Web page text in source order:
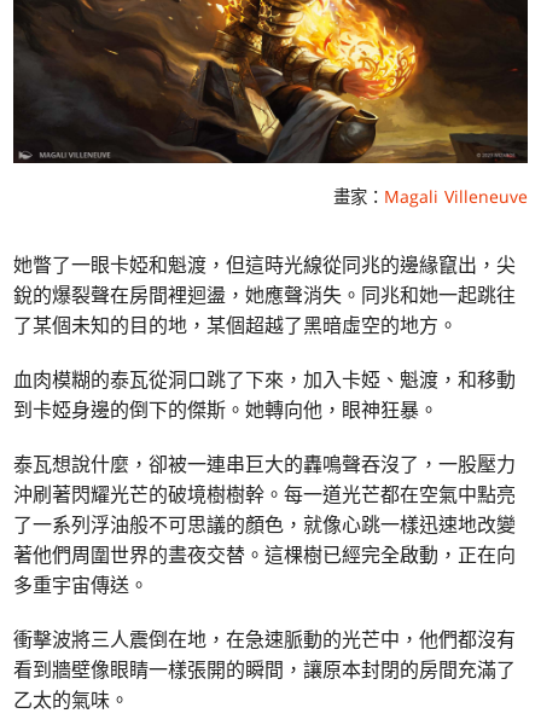
畫家： Magali Villeneuve
她瞥了一眼卡婭和魁渡，但這時光線從同兆的邊緣竄出，尖
銳的爆裂聲在房間裡迴盪，她應聲消失。同兆和她一起跳往
了某個未知的目的地，某個超越了黑暗虛空的地方。
血肉模糊的泰瓦從洞口跳了下來，加入卡婭、魁渡，和移動
到卡婭身邊的倒下的傑斯。她轉向他，眼神狂暴。
泰瓦想說什麼，卻被一連串巨大的轟鳴聲吞沒了，一股壓力
沖刷著閃耀光芒的破境樹樹幹。每一道光芒都在空氣中點亮
了一系列浮油般不可思議的顏色，就像心跳一樣迅速地改變
著他們周圍世界的晝夜交替。這棵樹已經完全啟動，正在向
多重宇宙傳送。
衝擊波將三人震倒在地，在急速脈動的光芒中，他們都沒有
看到牆壁像眼睛一樣張開的瞬間，讓原本封閉的房間充滿了
乙太的氣味。